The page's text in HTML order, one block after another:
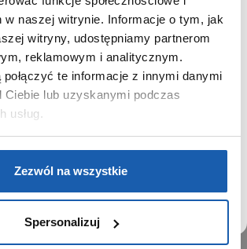
w naszej witrynie. Informacje o tym, jak
witryny, udostępniamy partnerom
reklamowym i analitycznym.
te informacje z innymi danymi
Ciebie lub uzyskanymi podczas
usług.
Zezwól na wszystkie
Spersonalizuj
Grupy Zibi
UŻYTKOWNICZKO
cookie w celach analitycznych,
marketingowych, w tym aby analizować
optymalizować jej działanie oraz
Twoje preferencje.